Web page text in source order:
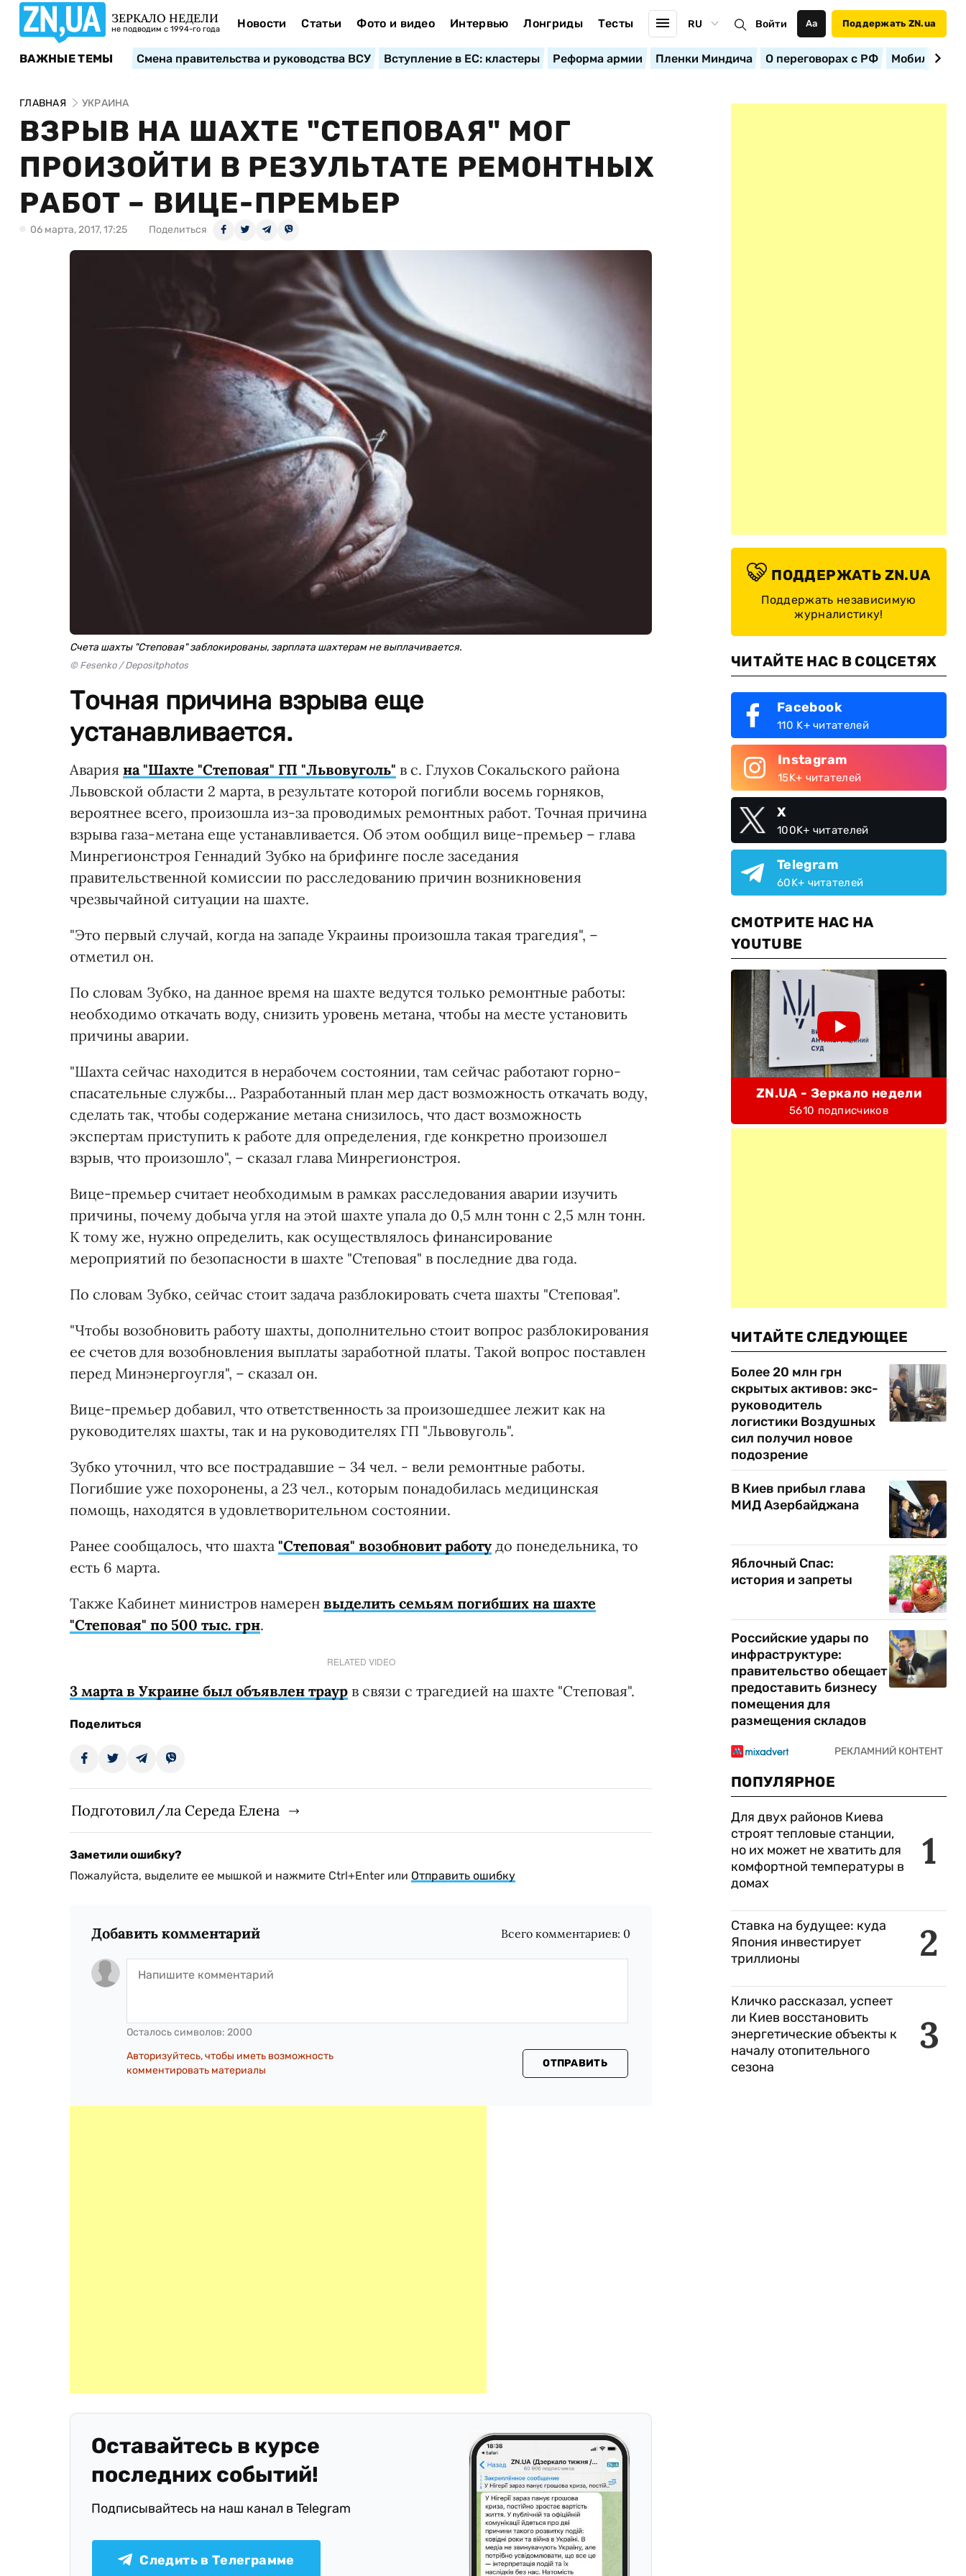
ЗЕРКАЛО НЕДЕЛИ
не подводим с 1994-го года Новости Статьи Фото и видео Интервью Лонгриды Тесты RU Войти Аа Поддержать ZN.ua
ВАЖНЫЕ ТЕМЫ Смена правительства и руководства ВСУ Вступление в ЕС: кластеры Реформа армии Пленки Миндича О переговорах с РФ
ГЛАВНАЯ УКРАИНА
ВЗРЫВ НА ШАХТЕ "СТЕПОВАЯ" МОГ
ПРОИЗОЙТИ В РЕЗУЛЬТАТЕ РЕМОНТНЫХ
РАБОТ – ВИЦЕ-ПРЕМЬЕР
06 марта, 2017, 17:25 Поделиться
Счета шахты "Степовая" заблокированы, зарплата шахтерам не выплачивается.
© Fesenko / Depositphotos
Точная причина взрыва еще
устанавливается.
Авария на "Шахте "Степовая" ГП "Львовуголь" в с. Глухов Сокальского района
Львовской области 2 марта, в результате которой погибли восемь горняков,
вероятнее всего, произошла из-за проводимых ремонтных работ. Точная причина
взрыва газа-метана еще устанавливается. Об этом ообщил вице-премьер – глава
Минрегионстроя Геннадий Зубко на брифинге после заседания
правительственной комиссии по расследованию причин возникновения
чрезвычайной ситуации на шахте.
"Это первый случай, когда на западе Украины произошла такая трагедия", –
отметил он.
По словам Зубко, на данное время на шахте ведутся только ремонтные работы:
необходимо откачать воду, снизить уровень метана, чтобы на месте установить
причины аварии.
"Шахта сейчас находится в нерабочем состоянии, там сейчас работают горно-
спасательные службы… Разработанный план мер даст возможность откачать воду,
сделать так, чтобы содержание метана снизилось, что даст возможность
экспертам приступить к работе для определения, где конкретно произошел
взрыв, что произошло", – сказал глава Минрегионстроя.
Вице-премьер считает необходимым в рамках расследования аварии изучить
причины, почему добыча угля на этой шахте упала до 0,5 млн тонн с 2,5 млн тонн.
К тому же, нужно определить, как осуществлялось финансирование
мероприятий по безопасности в шахте "Степовая" в последние два года.
По словам Зубко, сейчас стоит задача разблокировать счета шахты "Степовая".
"Чтобы возобновить работу шахты, дополнительно стоит вопрос разблокирования
ее счетов для возобновления выплаты заработной платы. Такой вопрос поставлен
перед Минэнергоугля", – сказал он.
Вице-премьер добавил, что ответственность за произошедшее лежит как на
руководителях шахты, так и на руководителях ГП "Львовуголь".
Зубко уточнил, что все пострадавшие – 34 чел. - вели ремонтные работы.
Погибшие уже похоронены, а 23 чел., которым понадобилась медицинская
помощь, находятся в удовлетворительном состоянии.
Ранее сообщалось, что шахта "Степовая" возобновит работу до понедельника, то
есть 6 марта.
Также Кабинет министров намерен выделить семьям погибших на шахте
"Степовая" по 500 тыс. грн.
RELATED VIDEO
3 марта в Украине был объявлен траур в связи с трагедией на шахте "Степовая".
Поделиться
Подготовил/ла Середа Елена
Заметили ошибку?
Пожалуйста, выделите ее мышкой и нажмите Ctrl+Enter или Отправить ошибку
Добавить комментарий Всего комментариев: 0
Осталось символов: 2000
Авторизуйтесь, чтобы иметь возможность
комментировать материалы
ОТПРАВИТЬ
Оставайтесь в курсе
последних событий!
Подписывайтесь на наш канал в Telegram
Следить в Телеграмме
ПОДДЕРЖАТЬ ZN.UA
Поддержать независимую
журналистику!
ЧИТАЙТЕ НАС В СОЦСЕТЯХ
Facebook
110 K+ читателей
Instagram
15K+ читателей
X
100K+ читателей
Telegram
60K+ читателей
СМОТРИТЕ НАС НА
YOUTUBE
ZN.UA - Зеркало недели
5610 подписчиков
ЧИТАЙТЕ СЛЕДУЮЩЕЕ
Более 20 млн грн
скрытых активов: экс-
руководитель
логистики Воздушных
сил получил новое
подозрение
В Киев прибыл глава
МИД Азербайджана
Яблочный Спас:
история и запреты
Российские удары по
инфраструктуре:
правительство обещает
предоставить бизнесу
помещения для
размещения складов
ПОПУЛЯРНОЕ
1
Для двух районов Киева
строят тепловые станции,
но их может не хватить для
комфортной температуры в
домах
2
Ставка на будущее: куда
Япония инвестирует
триллионы
3
Кличко рассказал, успеет
ли Киев восстановить
энергетические объекты к
началу отопительного
сезона